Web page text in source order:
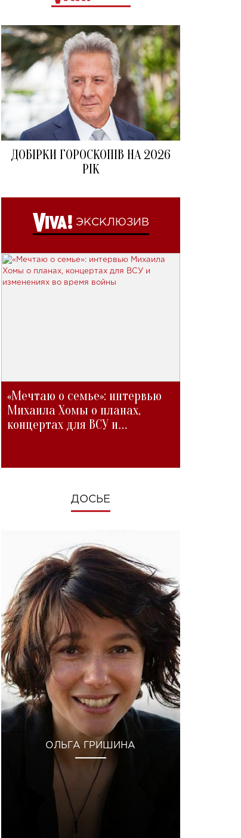
ДОБІРКИ ГОРОСКОПІВ НА 2026
РІК
ЭКСКЛЮЗИВ
«Мечтаю о семье»: интервью
Михаила Хомы о планах,
концертах для ВСУ и
ДОСЬЕ
ОЛЬГА ГРИШИНА